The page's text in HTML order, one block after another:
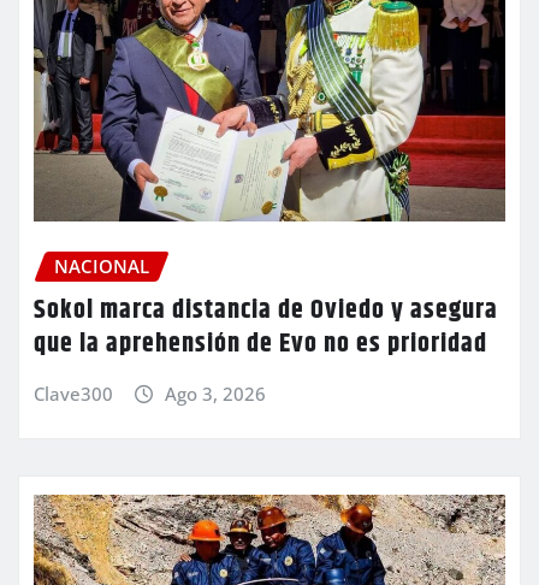
NACIONAL
Sokol marca distancia de Oviedo y asegura
que la aprehensión de Evo no es prioridad
Clave300 Ago 3, 2026